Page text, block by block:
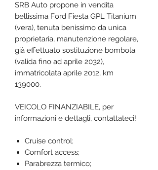
SRB Auto propone in vendita
bellissima Ford Fiesta GPL Titanium
(vera), tenuta benissimo da unica
proprietaria, manutenzione regolare,
già effettuato sostituzione bombola
(valida fino ad aprile 2032),
immatricolata aprile 2012, km
139000.
VEICOLO FINANZIABILE, per
informazioni e dettagli, contattateci!
Cruise control;
Comfort access;
Parabrezza termico;